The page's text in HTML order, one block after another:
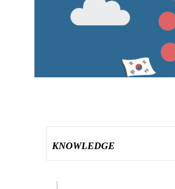
WHO WE ARE
KNOWLEDGE